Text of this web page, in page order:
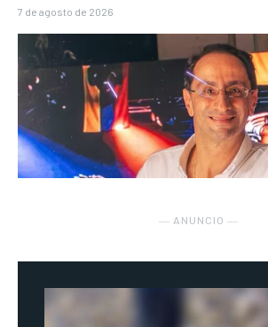
7 de agosto de 2026
― ANUNCIO ―